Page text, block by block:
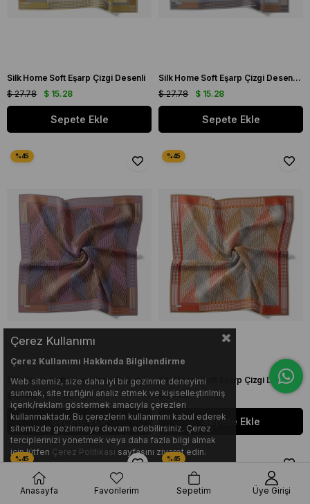
Silk Home Soft Eşarp Çizgi Desenli
$ 15.28
$ 27.78
Sepete Ekle
Silk Home Soft Eşarp Çizgi Desenli Bebe Mavisi - Gri
$ 15.28
$ 27.78
Sepete Ekle
Silk Home Soft Eşarp Çizgi Desenli Kahve - Vizon
$ 15.28
$ 27.78
Sepete Ekle
Silk Home Soft Eşarp Çizgi Desenli Turuncu - Vizon
$ 15.28
$ 27.78
Sepete Ekle
Çerez Kullanımı
Çerez Kullanımı Hakkında Bilgilendirme
Web sitemiz, size daha iyi bir gezinme deneyimi
sunmak, site trafiğini analiz etmek ve kişiselleştirilmiş
içerik/reklam göstermek amacıyla çerezleri
kullanmaktadır. Bu çerezlerin kullanımını kabul ederek
sitemizde gezinmeye devam edebilirsiniz. Çerez
terciplerinizi yönetmek veya daha fazla bilgi almak
için lütfen Çerez Politikası sayfasını ziyaret edin.
Anasayfa Favorilerim Sepetim Üye Girişi